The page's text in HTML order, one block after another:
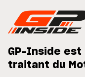
GP-Inside est
traitant du